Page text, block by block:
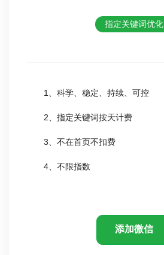
指定关键词优化
1、科学、稳定、持续、可控
2、指定关键词按天计费
3、不在首页不扣费
4、不限指数
添加微信